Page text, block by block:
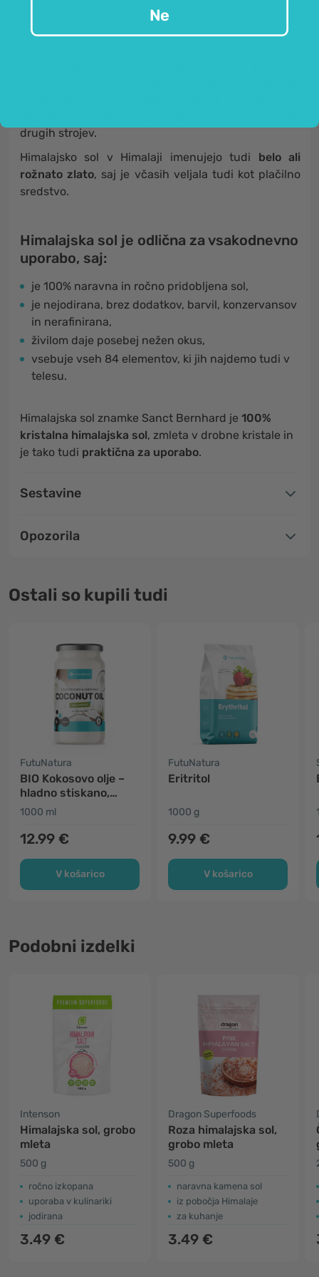
ostankov prvinskega morja
drugih strojev.
Himalajsko sol v Himalaji imenujejo tudi belo ali
rožnato zlato, saj je včasih veljala tudi kot plačilno
sredstvo.
Himalajska sol je odlična za vsakodnevno
uporabo, saj:
je 100% naravna in ročno pridobljena sol,
je nejodirana, brez dodatkov, barvil, konzervansov
in nerafinirana,
živilom daje posebej nežen okus,
vsebuje vseh 84 elementov, ki jih najdemo tudi v
telesu.
Himalajska sol znamke Sanct Bernhard je 100%
kristalna himalajska sol, zmleta v drobne kristale in
je tako tudi praktična za uporabo.
Sestavine
Opozorila
Ostali so kupili tudi
FutuNatura
BIO Kokosovo olje –
hladno stiskano,
nerafinirano
1000 ml
12.99 €
V košarico
FutuNatura
Eritritol
1000 g
9.99 €
V košarico
Podobni izdelki
Intenson
Himalajska sol, grobo
mleta
500 g
ročno izkopana
uporaba v kulinariki
jodirana
3.49 €
Dragon Superfoods
Roza himalajska sol,
grobo mleta
500 g
naravna kamena sol
iz pobočja Himalaje
za kuhanje
3.49 €
Ne